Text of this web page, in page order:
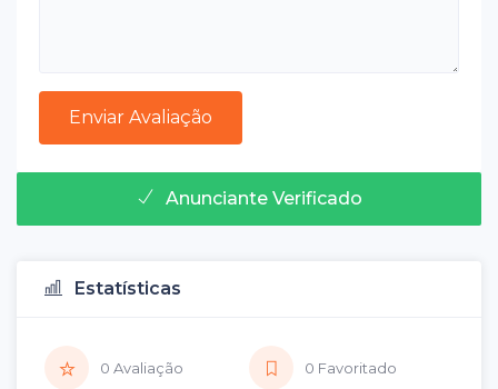
Anunciante Verificado
Estatísticas
0 Avaliação 0 Favoritado